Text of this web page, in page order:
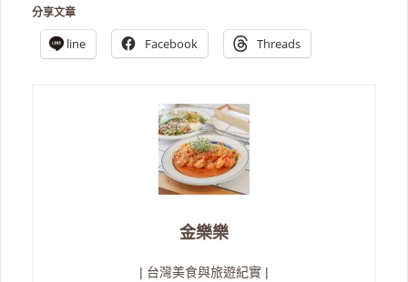
分享文章
line Facebook Threads
金樂樂
| 台灣美食與旅遊紀實 |